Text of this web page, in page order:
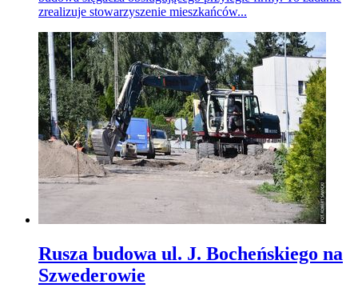
zrealizuje stowarzyszenie mieszkańców...
Rusza budowa ul. J. Bocheńskiego na
Szwederowie